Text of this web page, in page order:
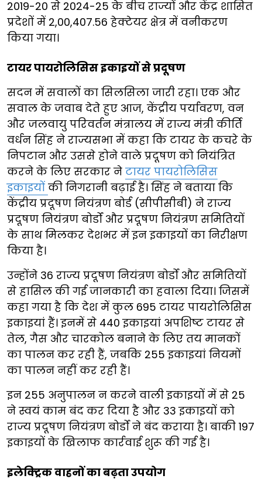
2019-20 से 2024-25 के बीच राज्यों और केंद्र शासित
प्रदेशों में 2,00,407.56 हेक्टेयर क्षेत्र में वनीकरण
किया गया।
टायर पायरोलिसिस इकाइयों से प्रदूषण
सदन में सवालों का सिलसिला जारी रहा। एक और
सवाल के जवाब देते हुए आज, केंद्रीय पर्यावरण, वन
और जलवायु परिवर्तन मंत्रालय में राज्य मंत्री कीर्ति
वर्धन सिंह ने राज्यसभा में कहा कि टायर के कचरे के
निपटान और उससे होने वाले प्रदूषण को नियंत्रित
करने के लिए सरकार ने टायर पायरोलिसिस
इकाइयों की निगरानी बढ़ाई है। सिंह ने बताया कि
केंद्रीय प्रदूषण नियंत्रण बोर्ड (सीपीसीबी) ने राज्य
प्रदूषण नियंत्रण बोर्डों और प्रदूषण नियंत्रण समितियों
के साथ मिलकर देशभर में इन इकाइयों का निरीक्षण
किया है।
उन्होंने 36 राज्य प्रदूषण नियंत्रण बोर्डों और समितियों
से हासिल की गई जानकारी का हवाला दिया। जिसमें
कहा गया है कि देश में कुल 695 टायर पायरोलिसिस
इकाइयां हैं। इनमें से 440 इकाइयां अपशिष्ट टायर से
तेल, गैस और चारकोल बनाने के लिए तय मानकों
का पालन कर रही हैं, जबकि 255 इकाइयां नियमों
का पालन नहीं कर रही हैं।
इन 255 अनुपालन न करने वाली इकाइयों में से 25
ने स्वयं काम बंद कर दिया है और 33 इकाइयों को
राज्य प्रदूषण नियंत्रण बोर्डों ने बंद कराया है। बाकी 197
इकाइयों के खिलाफ कार्रवाई शुरू की गई है।
इलेक्ट्रिक वाहनों का बढ़ता उपयोग